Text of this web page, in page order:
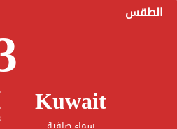
الطقس
Kuwait
سماء صافية